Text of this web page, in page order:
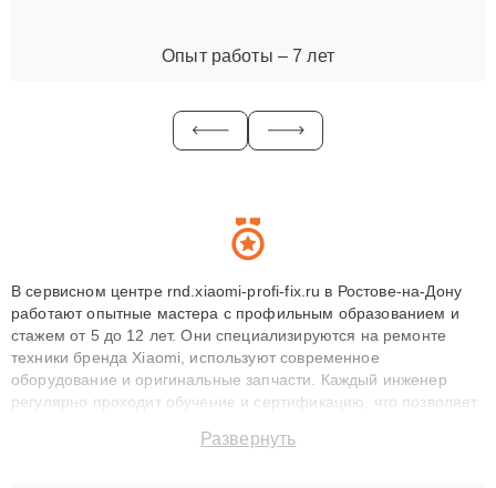
Опыт работы – 7 лет
В сервисном центре rnd.xiaomi-profi-fix.ru в Ростове-на-Дону
работают опытные мастера с профильным образованием и
стажем от 5 до 12 лет. Они специализируются на ремонте
техники бренда Xiaomi, используют современное
оборудование и оригинальные запчасти. Каждый инженер
регулярно проходит обучение и сертификацию, что позволяет
технику с сохранением гарантии до 3 лет. Наши мастера
Развернуть